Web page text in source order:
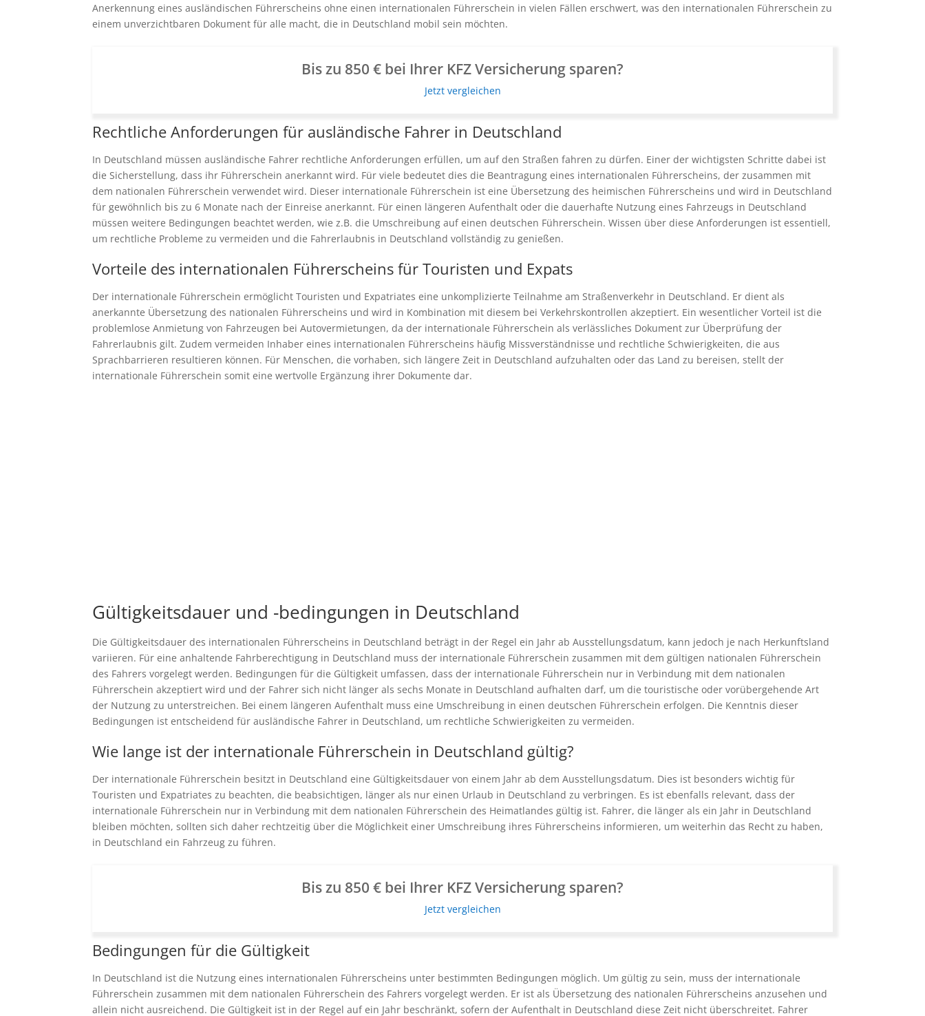
Anerkennung eines ausländischen Führerscheins ohne einen internationalen Führerschein in vielen Fällen erschwert, was den internationalen Führerschein zu
einem unverzichtbaren Dokument für alle macht, die in Deutschland mobil sein möchten.
Bis zu 850 € bei Ihrer KFZ Versicherung sparen?
Jetzt vergleichen
Rechtliche Anforderungen für ausländische Fahrer in Deutschland
In Deutschland müssen ausländische Fahrer rechtliche Anforderungen erfüllen, um auf den Straßen fahren zu dürfen. Einer der wichtigsten Schritte dabei ist
die Sicherstellung, dass ihr Führerschein anerkannt wird. Für viele bedeutet dies die Beantragung eines internationalen Führerscheins, der zusammen mit
dem nationalen Führerschein verwendet wird. Dieser internationale Führerschein ist eine Übersetzung des heimischen Führerscheins und wird in Deutschland
für gewöhnlich bis zu 6 Monate nach der Einreise anerkannt. Für einen längeren Aufenthalt oder die dauerhafte Nutzung eines Fahrzeugs in Deutschland
müssen weitere Bedingungen beachtet werden, wie z.B. die Umschreibung auf einen deutschen Führerschein. Wissen über diese Anforderungen ist essentiell,
um rechtliche Probleme zu vermeiden und die Fahrerlaubnis in Deutschland vollständig zu genießen.
Vorteile des internationalen Führerscheins für Touristen und Expats
Der internationale Führerschein ermöglicht Touristen und Expatriates eine unkomplizierte Teilnahme am Straßenverkehr in Deutschland. Er dient als
anerkannte Übersetzung des nationalen Führerscheins und wird in Kombination mit diesem bei Verkehrskontrollen akzeptiert. Ein wesentlicher Vorteil ist die
problemlose Anmietung von Fahrzeugen bei Autovermietungen, da der internationale Führerschein als verlässliches Dokument zur Überprüfung der
Fahrerlaubnis gilt. Zudem vermeiden Inhaber eines internationalen Führerscheins häufig Missverständnisse und rechtliche Schwierigkeiten, die aus
Sprachbarrieren resultieren können. Für Menschen, die vorhaben, sich längere Zeit in Deutschland aufzuhalten oder das Land zu bereisen, stellt der
internationale Führerschein somit eine wertvolle Ergänzung ihrer Dokumente dar.
Gültigkeitsdauer und -bedingungen in Deutschland
Die Gültigkeitsdauer des internationalen Führerscheins in Deutschland beträgt in der Regel ein Jahr ab Ausstellungsdatum, kann jedoch je nach Herkunftsland
variieren. Für eine anhaltende Fahrberechtigung in Deutschland muss der internationale Führerschein zusammen mit dem gültigen nationalen Führerschein
des Fahrers vorgelegt werden. Bedingungen für die Gültigkeit umfassen, dass der internationale Führerschein nur in Verbindung mit dem nationalen
Führerschein akzeptiert wird und der Fahrer sich nicht länger als sechs Monate in Deutschland aufhalten darf, um die touristische oder vorübergehende Art
der Nutzung zu unterstreichen. Bei einem längeren Aufenthalt muss eine Umschreibung in einen deutschen Führerschein erfolgen. Die Kenntnis dieser
Bedingungen ist entscheidend für ausländische Fahrer in Deutschland, um rechtliche Schwierigkeiten zu vermeiden.
Wie lange ist der internationale Führerschein in Deutschland gültig?
Der internationale Führerschein besitzt in Deutschland eine Gültigkeitsdauer von einem Jahr ab dem Ausstellungsdatum. Dies ist besonders wichtig für
Touristen und Expatriates zu beachten, die beabsichtigen, länger als nur einen Urlaub in Deutschland zu verbringen. Es ist ebenfalls relevant, dass der
internationale Führerschein nur in Verbindung mit dem nationalen Führerschein des Heimatlandes gültig ist. Fahrer, die länger als ein Jahr in Deutschland
bleiben möchten, sollten sich daher rechtzeitig über die Möglichkeit einer Umschreibung ihres Führerscheins informieren, um weiterhin das Recht zu haben,
in Deutschland ein Fahrzeug zu führen.
Bis zu 850 € bei Ihrer KFZ Versicherung sparen?
Jetzt vergleichen
Bedingungen für die Gültigkeit
In Deutschland ist die Nutzung eines internationalen Führerscheins unter bestimmten Bedingungen möglich. Um gültig zu sein, muss der internationale
Führerschein zusammen mit dem nationalen Führerschein des Fahrers vorgelegt werden. Er ist als Übersetzung des nationalen Führerscheins anzusehen und
allein nicht ausreichend. Die Gültigkeit ist in der Regel auf ein Jahr beschränkt, sofern der Aufenthalt in Deutschland diese Zeit nicht überschreitet. Fahrer